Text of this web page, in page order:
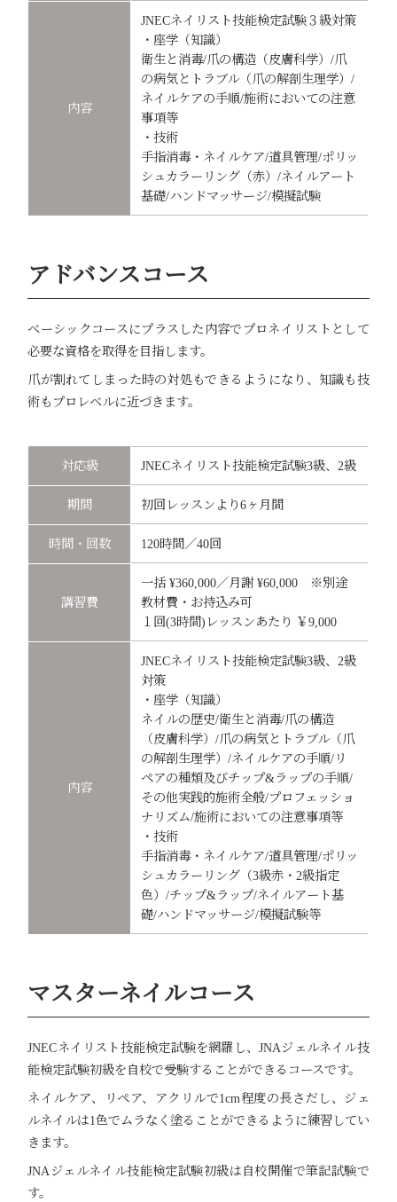
内容
JNECネイリスト技能検定試験３級対策
・座学（知識）
衛生と消毒/爪の構造（皮膚科学）/爪
の病気とトラブル（爪の解剖生理学）/
ネイルケアの手順/施術においての注意
事項等
・技術
手指消毒・ネイルケア/道具管理/ポリッ
シュカラーリング（赤）/ネイルアート
基礎/ハンドマッサージ/模擬試験
アドバンスコース
ベーシックコースにプラスした内容でプロネイリストとして
必要な資格を取得を目指します。
爪が割れてしまった時の対処もできるようになり、知識も技
術もプロレベルに近づきます。
対応級 JNECネイリスト技能検定試験3級、2級
期間 初回レッスンより6ヶ月間
時間・回数 120時間／40回
講習費
一括 ¥360,000／月謝 ¥60,000 ※別途
教材費・お持込み可
１回(3時間)レッスンあたり ￥9,000
内容
JNECネイリスト技能検定試験3級、2級
対策
・座学（知識）
ネイルの歴史/衛生と消毒/爪の構造
（皮膚科学）/爪の病気とトラブル（爪
の解剖生理学）/ネイルケアの手順/リ
ペアの種類及びチップ&ラップの手順/
その他実践的施術全般/プロフェッショ
ナリズム/施術においての注意事項等
・技術
手指消毒・ネイルケア/道具管理/ポリッ
シュカラーリング（3級赤・2級指定
色）/チップ&ラップ/ネイルアート基
礎/ハンドマッサージ/模擬試験等
マスターネイルコース
JNECネイリスト技能検定試験を網羅し、JNAジェルネイル技
能検定試験初級を自校で受験することができるコースです。
ネイルケア、リペア、アクリルで1cm程度の長さだし、ジェ
ルネイルは1色でムラなく塗ることができるように練習してい
きます。
JNAジェルネイル技能検定試験初級は自校開催で筆記試験で
す。